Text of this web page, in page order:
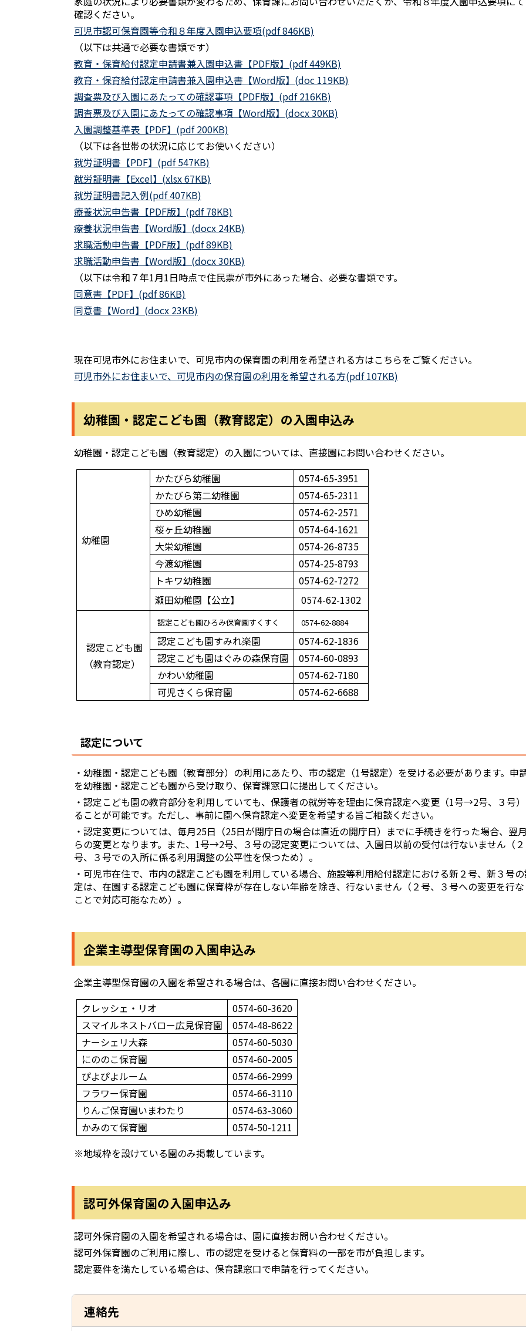
確認ください。
可児市認可保育園等令和８年度入園申込要項(pdf 846KB)
（以下は共通で必要な書類です）
教育・保育給付認定申請書兼入園申込書【PDF版】(pdf 449KB)
教育・保育給付認定申請書兼入園申込書【Word版】(doc 119KB)
調査票及び入園にあたっての確認事項【PDF版】(pdf 216KB)
調査票及び入園にあたっての確認事項【Word版】(docx 30KB)
入園調整基準表【PDF】(pdf 200KB)
（以下は各世帯の状況に応じてお使いください）
就労証明書【PDF】(pdf 547KB)
就労証明書【Excel】(xlsx 67KB)
就労証明書記入例(pdf 407KB)
療養状況申告書【PDF版】(pdf 78KB)
療養状況申告書【Word版】(docx 24KB)
求職活動申告書【PDF版】(pdf 89KB)
求職活動申告書【Word版】(docx 30KB)
（以下は令和７年1月1日時点で住民票が市外にあった場合、必要な書類です。
同意書【PDF】(pdf 86KB)
同意書【Word】(docx 23KB)
現在可児市外にお住まいで、可児市内の保育園の利用を希望される方はこちらをご覧ください。
可児市外にお住まいで、可児市内の保育園の利用を希望される方(pdf 107KB)
幼稚園・認定こども園（教育認定）の入園申込み
幼稚園・認定こども園（教育認定）の入園については、直接園にお問い合わせください。
幼稚園
かたびら幼稚園
0574-65-3951
かたびら第二幼稚園
0574-65-2311
ひめ幼稚園
0574-62-2571
桜ヶ丘幼稚園
0574-64-1621
大栄幼稚園
0574-26-8735
今渡幼稚園
0574-25-8793
トキワ幼稚園
0574-62-7272
瀬田幼稚園【公立】
0574-62-1302
認定こども園
（教育認定）
認定こども園ひろみ保育園すくすく 0574-62-8884
認定こども園すみれ楽園
0574-62-1836
認定こども園はぐみの森保育園
0574-60-0893
かわい幼稚園
0574-62-7180
可児さくら保育園
0574-62-6688
認定について
・幼稚園・認定こども園（教育部分）の利用にあたり、市の認定（1号認定）を受ける必要があります。 申
を幼稚園・認定こども園から受け取り、保育課窓口に提出してください。
・認定こども園の教育部分を利用していても、保護者の就労等を理由に保育認定へ変更（1号→2号、３号
ることが可能です。ただし、事前に園へ保育認定へ変更を希望する旨ご相談ください。
・認定変更については、毎月25日（25日が閉庁日の場合は直近の開庁日）までに手続きを行った場合、翌
らの変更となります。また、1号→2号、３号の認定変更については、入園日以前の受付は行ないません（２
号、３号での入所に係る利用調整の公平性を保つため）。
・可児市在住で、市内の認定こども園を利用している場合、施設等利用給付認定における新２号、新３号
定は、在園する認定こども園に保育枠が存在しない年齢を除き、行ないません（２号、３号への変更を行
ことで対応可能なため）。
企業主導型保育園の入園申込み
企業主導型保育園の入園を希望される場合は、各園に直接お問い合わせください。
クレッシェ・リオ
0574-60-3620
スマイルネストバロー広見保育園
0574-48-8622
ナーシェリ大森
0574-60-5030
にののこ保育園
0574-60-2005
ぴよぴよルーム
0574-66-2999
フラワー保育園
0574-66-3110
りんご保育園いまわたり
0574-63-3060
かみのて保育園
0574-50-1211
※地域枠を設けている園のみ掲載しています。
認可外保育園の入園申込み
認可外保育園の入園を希望される場合は、園に直接お問い合わせください。
認可外保育園のご利用に際し、市の認定を受けると保育料の一部を市が負担します。
認定要件を満たしている場合は、保育課窓口で申請を行ってください。
連絡先